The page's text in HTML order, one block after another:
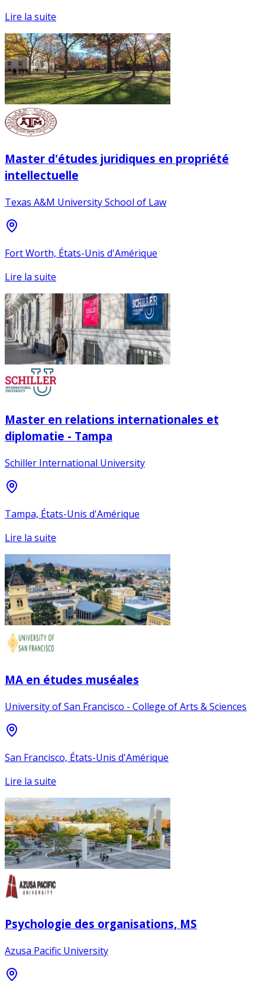
Lire la suite
Master d'études juridiques en propriété
intellectuelle
Texas A&M University School of Law
Fort Worth, États-Unis d'Amérique
Lire la suite
Master en relations internationales et
diplomatie - Tampa
Schiller International University
Tampa, États-Unis d'Amérique
Lire la suite
MA en études muséales
University of San Francisco - College of Arts & Sciences
San Francisco, États-Unis d'Amérique
Lire la suite
Psychologie des organisations, MS
Azusa Pacific University